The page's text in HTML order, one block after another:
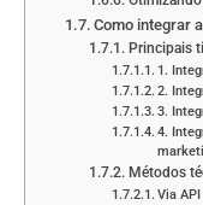
Como integrar
Principais
1.
2.
3.
4.
Métodos
Via API